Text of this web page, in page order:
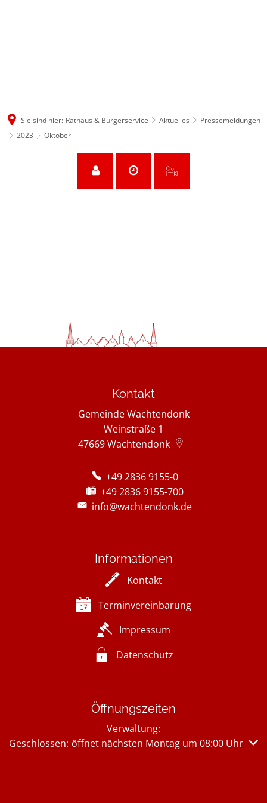
Sie sind hier: Rathaus & Bürgerservice Aktuelles
Pressemeldungen
2023
Oktober
Kontakt
Gemeinde Wachtendonk
Weinstraße 1
47669Wachtendonk
+49 2836 9155-0
+49 2836 9155-700
info@wachtendonk.de
Informationen
Kontakt
Terminvereinbarung
Impressum
Datenschutz
Öffnungszeiten
Verwaltung:
Klicken, um weitere Öffnungs- oder Schließzeiten
Geschlossen: öffnet nächsten Montag um 08:00 Uhr